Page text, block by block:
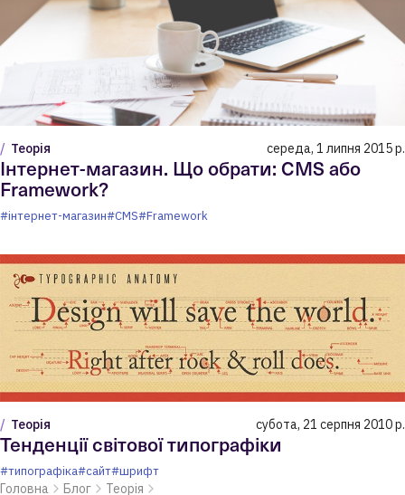
Теорія середа, 1 липня 2015 р.
Інтернет-магазин. Що обрати: CMS або
Framework?
#інтернет-магазин#CMS#Framework
Теорія субота, 21 серпня 2010 р.
Тенденції світової типографіки
#типографіка#сайт#шрифт
Головна Блог Теорія